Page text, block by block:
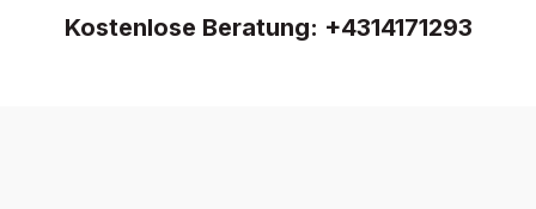
Kostenlose Beratung: +4314171293